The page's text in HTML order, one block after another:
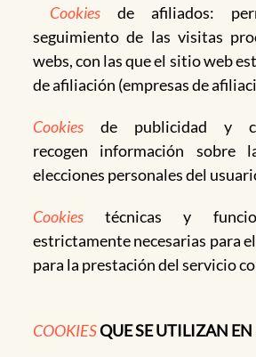
Cookies de afiliados:
seguimiento de las visitas
webs, con las que el sitio web
de afiliación (empresas de
Cookies de publicidad y
recogen información sobre
elecciones personales del
Cookiestécnicas y
estrictamente necesarias para
para la prestación del servicio
COOKIESQUE SE UTILIZAN